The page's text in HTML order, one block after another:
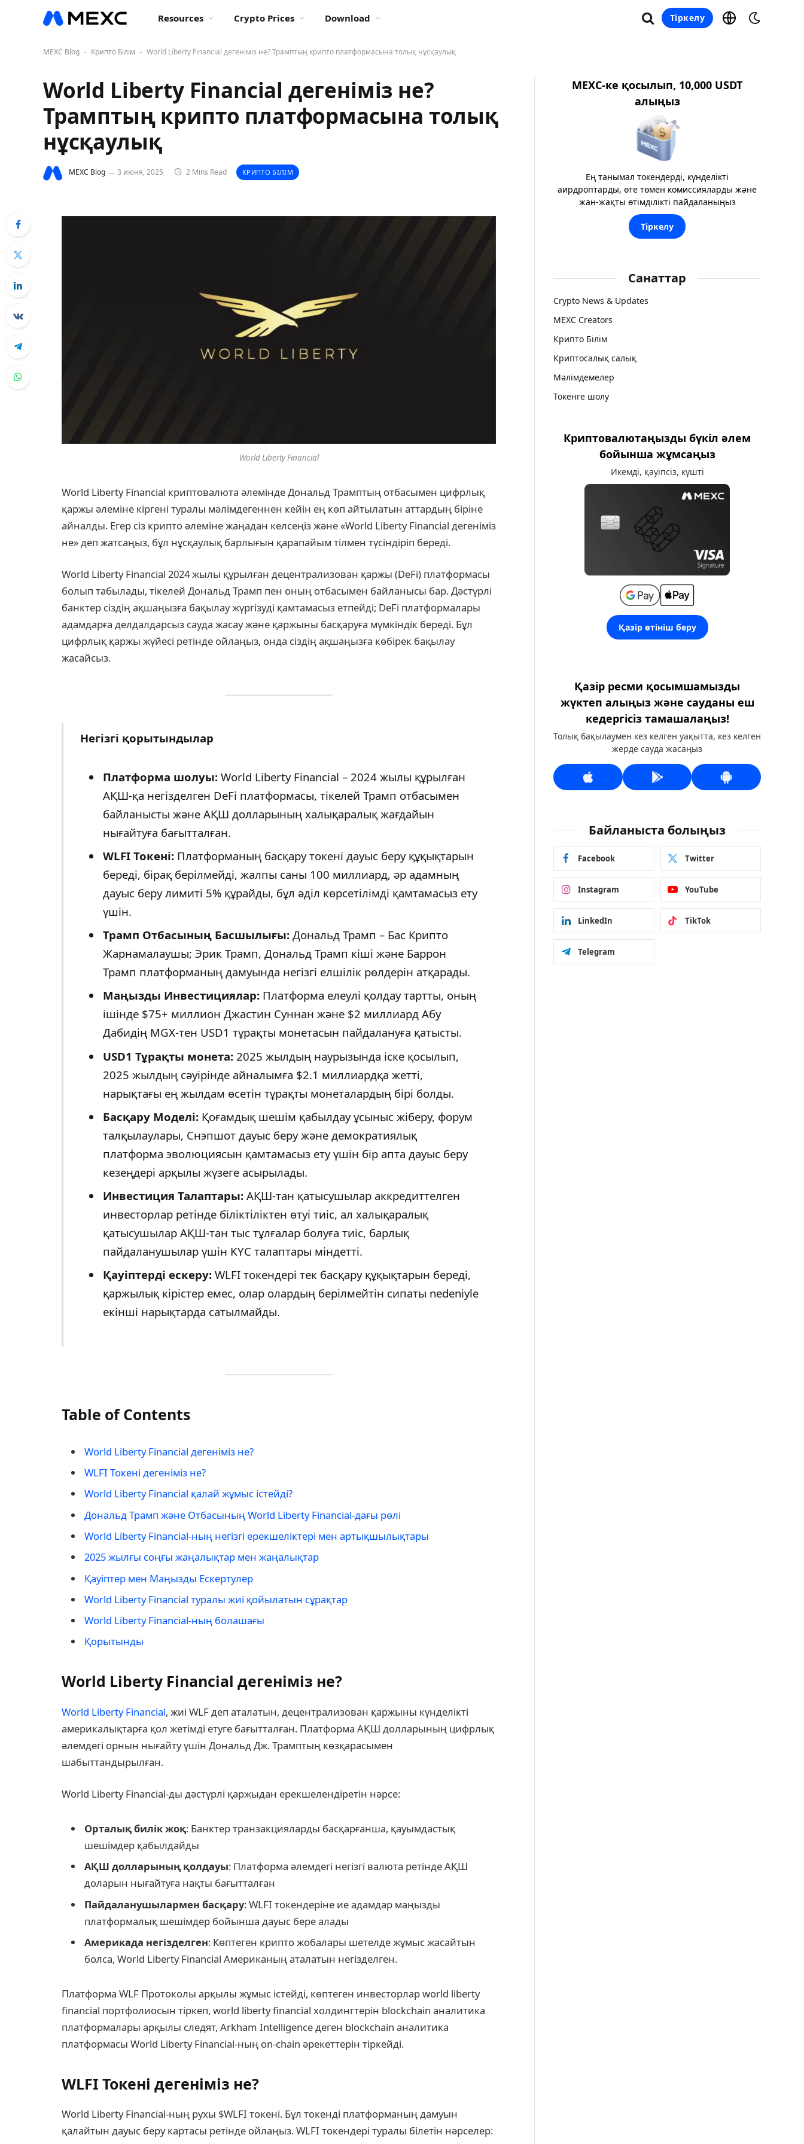
Resources Crypto Prices Download Тіркелу
MEXC Blog - Крипто Білім - World Liberty Financial дегеніміз не? Трамптың крипто платформасына толық нұсқаулық
World Liberty Financial дегеніміз не?
Трамптың крипто платформасына толық
нұсқаулық
MEXC Blog 3 июня, 2025 2 Mins Read КРИПТО БІЛІМ
World Liberty Financial
World Liberty Financial криптовалюта әлемінде Дональд Трамптың отбасымен цифрлық
қаржы әлеміне кіргені туралы мәлімдегеннен кейін ең көп айтылатын аттардың біріне
айналды. Егер сіз крипто әлеміне жаңадан келсеңіз және «World Liberty Financial дегеніміз
не» деп жатсаңыз, бұл нұсқаулық барлығын қарапайым тілмен түсіндіріп береді.
World Liberty Financial 2024 жылы құрылған децентрализован қаржы (DeFi) платформасы
болып табылады, тікелей Дональд Трамп пен оның отбасымен байланысы бар. Дәстүрлі
банктер сіздің ақшаңызға бақылау жүргізуді қамтамасыз етпейді; DeFi платформалары
адамдарға делдалдарсыз сауда жасау және қаржыны басқаруға мүмкіндік береді. Бұл
цифрлық қаржы жүйесі ретінде ойлаңыз, онда сіздің ақшаңызға көбірек бақылау
жасайсыз.
Негізгі қорытындылар
Платформа шолуы:World Liberty Financial – 2024 жылы құрылған
АҚШ-қа негізделген DeFi платформасы, тікелей Трамп отбасымен
байланысты және АҚШ долларының халықаралық жағдайын
нығайтуға бағытталған.
WLFI Токені:Платформаның басқару токені дауыс беру құқықтарын
береді, бірақ берілмейді, жалпы саны 100 миллиард, әр адамның
дауыс беру лимиті 5% құрайды, бұл әділ көрсетілімді қамтамасыз ету
үшін.
Трамп Отбасының Басшылығы:Дональд Трамп – Бас Крипто
Жарнамалаушы; Эрик Трамп, Дональд Трамп кіші және Баррон
Трамп платформаның дамуында негізгі елшілік рөлдерін атқарады.
Маңызды Инвестициялар:Платформа елеулі қолдау тартты, оның
ішінде $75+ миллион Джастин Суннан және $2 миллиард Абу
Дабидің MGX-тен USD1 тұрақты монетасын пайдалануға қатысты.
USD1 Тұрақты монета:2025 жылдың наурызында іске қосылып,
2025 жылдың сәуірінде айналымға $2.1 миллиардқа жетті,
нарықтағы ең жылдам өсетін тұрақты монеталардың бірі болды.
Басқару Моделі:Қоғамдық шешім қабылдау ұсыныс жіберу, форум
талқылаулары, Снэпшот дауыс беру және демократиялық
платформа эволюциясын қамтамасыз ету үшін бір апта дауыс беру
кезеңдері арқылы жүзеге асырылады.
Инвестиция Талаптары:АҚШ-тан қатысушылар аккредиттелген
инвесторлар ретінде біліктіліктен өтуі тиіс, ал халықаралық
қатысушылар АҚШ-тан тыс тұлғалар болуға тиіс, барлық
пайдаланушылар үшін KYC талаптары міндетті.
Қауіптерді ескеру:WLFI токендері тек басқару құқықтарын береді,
қаржылық кірістер емес, олар олардың берілмейтін сипаты nedeniyle
екінші нарықтарда сатылмайды.
Table of Contents
World Liberty Financial дегеніміз не?
WLFI Токені дегеніміз не?
World Liberty Financial қалай жұмыс істейді?
Дональд Трамп және Отбасының World Liberty Financial-дағы рөлі
World Liberty Financial-ның негізгі ерекшеліктері мен артықшылықтары
2025 жылғы соңғы жаңалықтар мен жаңалықтар
Қауіптер мен Маңызды Ескертулер
World Liberty Financial туралы жиі қойылатын сұрақтар
World Liberty Financial-ның болашағы
Қорытынды
World Liberty Financial дегеніміз не?
World Liberty Financial, жиі WLF деп аталатын, децентрализован қаржыны күнделікті
америкалықтарға қол жетімді етуге бағытталған. Платформа АҚШ долларының цифрлық
әлемдегі орнын нығайту үшін Дональд Дж. Трамптың көзқарасымен
шабыттандырылған.
World Liberty Financial-ды дәстүрлі қаржыдан ерекшелендіретін нәрсе:
Орталық билік жоқ: Банктер транзакцияларды басқарғанша, қауымдастық
шешімдер қабылдайды
АҚШ долларының қолдауы: Платформа әлемдегі негізгі валюта ретінде АҚШ
доларын нығайтуға нақты бағытталған
Пайдаланушылармен басқару: WLFI токендеріне ие адамдар маңызды
платформалық шешімдер бойынша дауыс бере алады
Америкада негізделген: Көптеген крипто жобалары шетелде жұмыс жасайтын
болса, World Liberty Financial Американың аталатын негізделген.
Платформа WLF Протоколы арқылы жұмыс істейді, көптеген инвесторлар world liberty
financial портфолиосын тіркеп, world liberty financial холдингтерін blockchain аналитика
платформалары арқылы следят, Arkham Intelligence деген blockchain аналитика
платформасы World Liberty Financial-ның on-chain әрекеттерін тіркейді.
WLFI Токені дегеніміз не?
World Liberty Financial-ның рухы $WLFI токені. Бұл токенді платформаның дамуын
қалайтын дауыс беру картасы ретінде ойлаңыз. WLFI токендері туралы білетін нәрселер:
MEXC-ке қосылып, 10,000 USDT
алыңыз
Ең танымал токендерді, күнделікті
аирдроптарды, өте төмен комиссияларды және
жан-жақты өтімділікті пайдаланыңыз
Тіркелу
Санаттар
Crypto News & Updates
MEXC Creators
Крипто Білім
Криптосалық салық
Мәлімдемелер
Токенге шолу
Криптовалютаңызды бүкіл әлем
бойынша жұмсаңыз
Икемді, қауіпсіз, күшті
Қазір өтініш беру
Қазір ресми қосымшамызды
жүктеп алыңыз және сауданы еш
кедергісіз тамашалаңыз!
Толық бақылаумен кез келген уақытта, кез келген
жерде сауда жасаңыз
Байланыста болыңыз
Facebook Twitter
Instagram YouTube
LinkedIn TikTok
Telegram